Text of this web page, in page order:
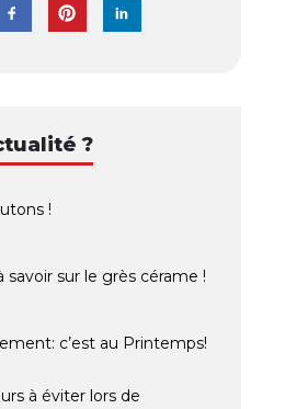
?
!
savoir sur le grès cérame !
c’est au Printemps!
à éviter lors de